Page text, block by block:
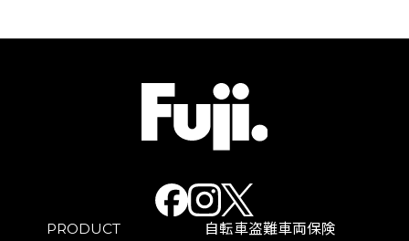
PRODUCT
自転車盗難車両保険